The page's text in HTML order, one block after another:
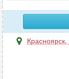
Красноярск,